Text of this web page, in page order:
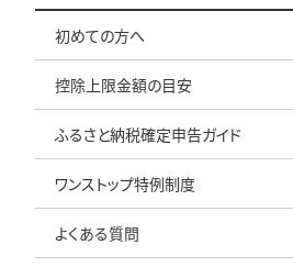
初めての方へ
控除上限金額の目安
ふるさと納税確定申告ガイド
ワンストップ特例制度
よくある質問